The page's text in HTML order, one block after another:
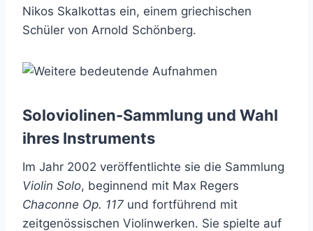
Nikos Skalkottas ein, einem griechischen
Schüler von Arnold Schönberg.
Soloviolinen-Sammlung und Wahl
ihres Instruments
Im Jahr 2002 veröffentlichte sie die Sammlung
Violin Solo, beginnend mit Max Regers
Chaconne Op. 117 und fortführend mit
zeitgenössischen Violinwerken. Sie spielte auf